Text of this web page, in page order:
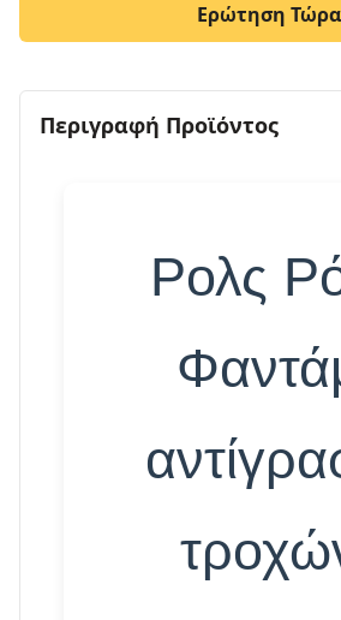
Ερώτηση Τώρα
Περιγραφή Προϊόντος
Ρολς